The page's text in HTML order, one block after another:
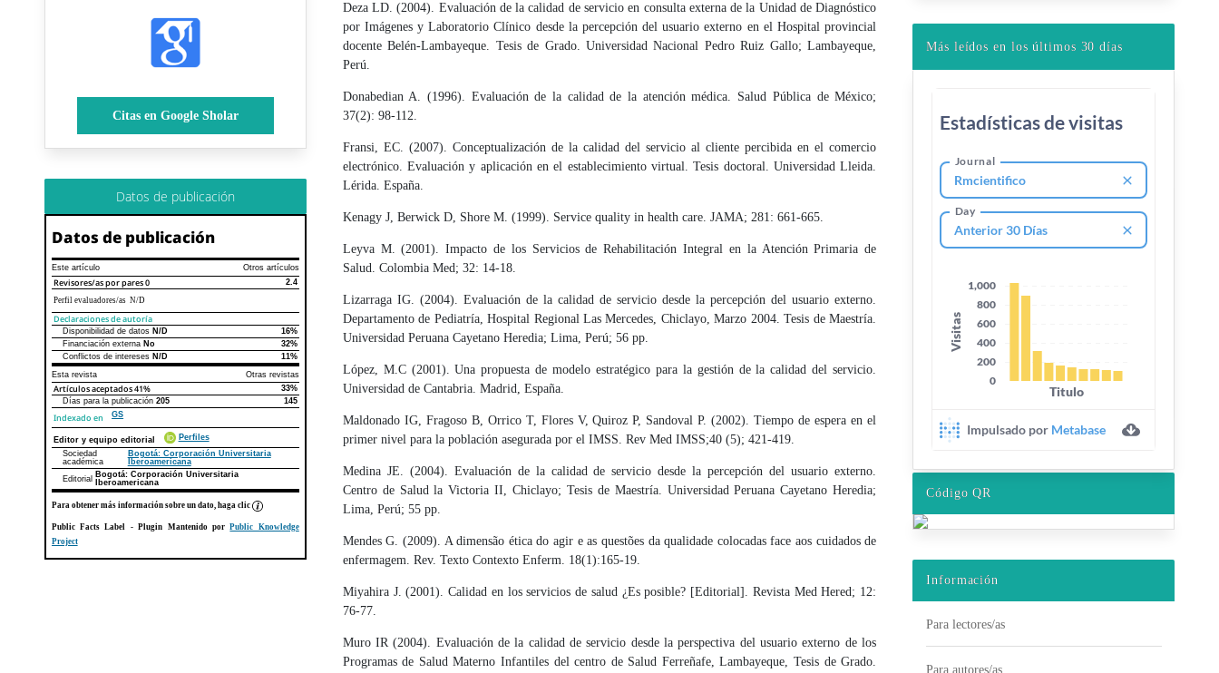
Citas en Google Sholar
Datos de publicación
Datos de publicación
Este artículo Otros artículos
Revisores/as por pares0
2.4
Perfil evaluadores/as N/D
Declaraciones de autoría
Declaraciones de autoríaEste artículo
Disponibilidad de datos N/D
16%
Financiación externa No
32%
Conflictos de intereses N/D
11%
Esta revista
Otras revistas
Artículos aceptados41%
33%
Días para la publicación 205 145
Indexado en GS
Editor y equipo editorial
Perfiles
Sociedad
académica
Bogotá: Corporación Universitaria
Iberoamericana
Editorial
Bogotá: Corporación Universitaria
Iberoamericana
Para obtener más información sobre un dato, haga clic
Public Facts Label - Plugin Mantenido porPublic Knowledge
Project
Deza LD. (2004). Evaluación de la calidad de servicio en consulta externa de la Unidad de Diagnóstico
por Imágenes y Laboratorio Clínico desde la percepción del usuario externo en el Hospital provincial
docente Belén-Lambayeque. Tesis de Grado. Universidad Nacional Pedro Ruiz Gallo; Lambayeque,
Perú.
Donabedian A. (1996). Evaluación de la calidad de la atención médica. Salud Pública de México;
37(2): 98-112.
Fransi, EC. (2007). Conceptualización de la calidad del servicio al cliente percibida en el comercio
electrónico. Evaluación y aplicación en el establecimiento virtual. Tesis doctoral. Universidad Lleida.
Lérida. España.
Kenagy J, Berwick D, Shore M. (1999). Service quality in health care. JAMA; 281: 661-665.
Leyva M. (2001). Impacto de los Servicios de Rehabilitación Integral en la Atención Primaria de
Salud. Colombia Med; 32: 14-18.
Lizarraga IG. (2004). Evaluación de la calidad de servicio desde la percepción del usuario externo.
Departamento de Pediatría, Hospital Regional Las Mercedes, Chiclayo, Marzo 2004. Tesis de Maestría.
Universidad Peruana Cayetano Heredia; Lima, Perú; 56 pp.
López, M.C (2001). Una propuesta de modelo estratégico para la gestión de la calidad del servicio.
Universidad de Cantabria. Madrid, España.
Maldonado IG, Fragoso B, Orrico T, Flores V, Quiroz P, Sandoval P. (2002). Tiempo de espera en el
primer nivel para la población asegurada por el IMSS. Rev Med IMSS;40 (5); 421-419.
Medina JE. (2004). Evaluación de la calidad de servicio desde la percepción del usuario externo.
Centro de Salud la Victoria II, Chiclayo; Tesis de Maestría. Universidad Peruana Cayetano Heredia;
Lima, Perú; 55 pp.
Mendes G. (2009). A dimensão ética do agir e as questões da qualidade colocadas face aos cuidados de
enfermagem. Rev. Texto Contexto Enferm. 18(1):165-19.
Miyahira J. (2001). Calidad en los servicios de salud ¿Es posible? [Editorial]. Revista Med Hered; 12:
76-77.
Muro IR (2004). Evaluación de la calidad de servicio desde la perspectiva del usuario externo de los
Programas de Salud Materno Infantiles del centro de Salud Ferreñafe, Lambayeque, Tesis de Grado.
Más leídos en los últimos 30 días
Código QR
Información
Para lectores/as
Para autores/as